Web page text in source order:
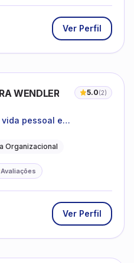
Ver Perfil
WENDLER 5.0(2)
pessoal e
Organizacional
Avaliações
Ver Perfil